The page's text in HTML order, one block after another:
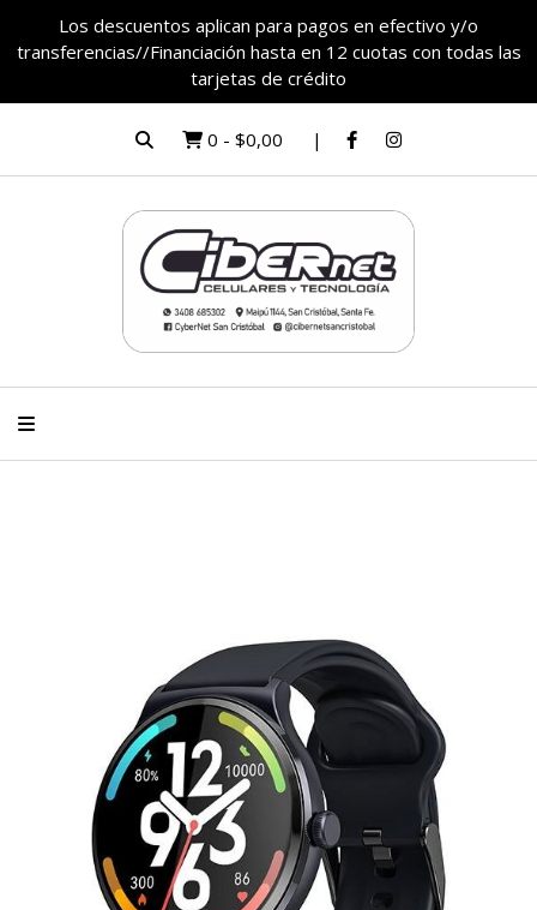
Los descuentos aplican para pagos en efectivo y/o
transferencias//Financiación hasta en 12 cuotas con todas las
tarjetas de crédito
0 - $0,00